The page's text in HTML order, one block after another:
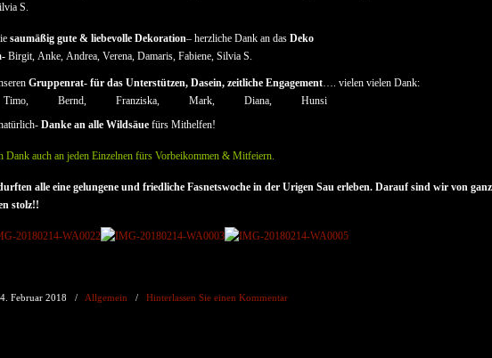
S.
saumäßig gute & liebevolle Dekoration– herzliche Dank an das Deko
Birgit, Anke, Andrea, Verena, Damaris, Fabiene, Silvia S.
Gruppenrat- für das Unterstützen, Dasein, zeitliche Engagement…. vielen vielen Dank:
Timo,
Bernd, Franziska, Mark, Diana,
Hunsi
Danke an alle Wildsäue fürs Mithelfen!
Dank auch an jeden Einzelnen fürs Vorbeikommen & Mitfeiern.
alle eine gelungene und friedliche Fasnetswoche in der Urigen Sau erleben. Darauf sind wir von
stolz!!
Februar 2018 / Allgemein / Hinterlassen Sie einen Kommentar